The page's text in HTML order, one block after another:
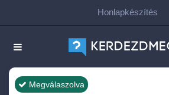
Honlapkészítés
Megválaszolva